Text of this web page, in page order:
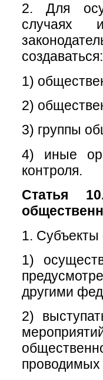
2. Для
случаях
создаваться:
1)
2)
3) группы
4) иные
контроля.
Статья
1. Субъекты
1)
другими
2)
проводимых